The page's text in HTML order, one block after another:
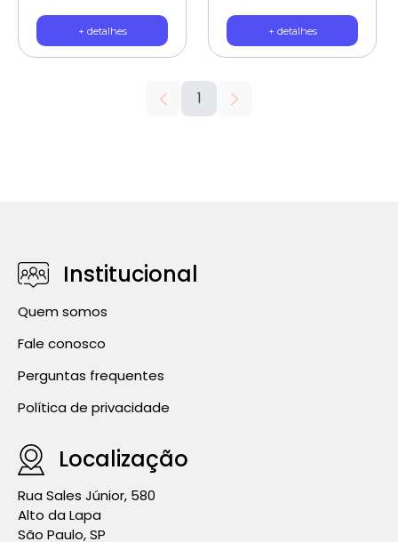
para liberar o fluxo da
água através da tigela.
Acompanha alça de
+ detalhes
com bico
antivazamento, basta
pressionar a garrafa
de transporte.
+ detalhes
1
Institucional
Quem somos
Fale conosco
Perguntas frequentes
Política de privacidade
Localização
Rua Sales Júnior, 580
Alto da Lapa
São Paulo, SP